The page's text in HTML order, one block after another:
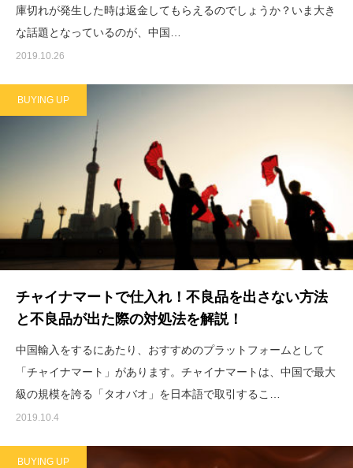
庫切れが発生した時は返金してもらえるのでしょうか？いま大き
な話題となっているのが、中国…
2019.10.26
BUYING UP
チャイナマートで仕入れ！不良品を出さない方法
と不良品が出た際の対処法を解説！
中国輸入をするにあたり、おすすめのプラットフォームとして
「チャイナマート」があります。チャイナマートは、中国で最大
級の規模を誇る「タオバオ」を日本語で取引するこ…
2019.10.4
BUYING UP